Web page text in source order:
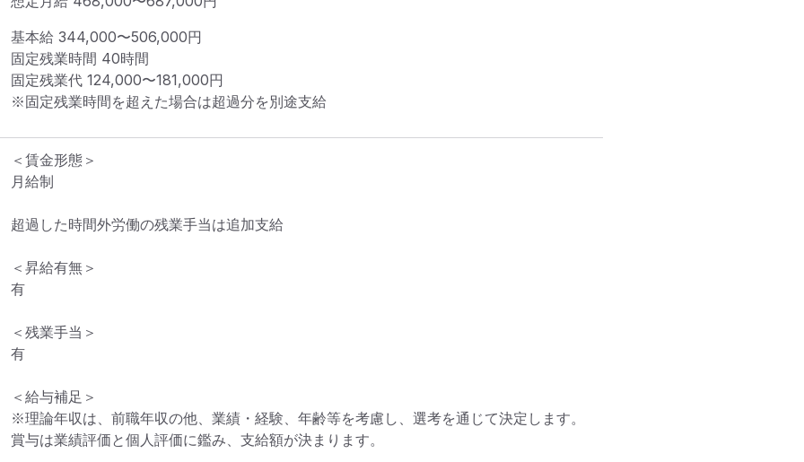
基本給 344,000〜506,000円
固定残業時間 40時間
固定残業代 124,000〜181,000円
※固定残業時間を超えた場合は超過分を別途支給
＜賃金形態＞
月給制
超過した時間外労働の残業手当は追加支給
＜昇給有無＞
有
＜残業手当＞
有
＜給与補足＞
※理論年収は、前職年収の他、業績・経験、年齢等を考慮し、選考を通じて決定します。
賞与は業績評価と個人評価に鑑み、支給額が決まります。